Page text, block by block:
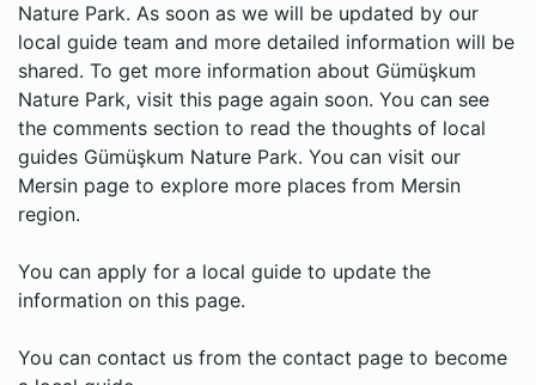
Nature Park. As soon as we will be updated by our
local guide team and more detailed information will be
shared. To get more information about Gümüşkum
Nature Park, visit this page again soon. You can see
the comments section to read the thoughts of local
guides Gümüşkum Nature Park. You can visit our
Mersin page to explore more places from Mersin
region.
You can apply for a local guide to update the
information on this page.
You can contact us from the contact page to become